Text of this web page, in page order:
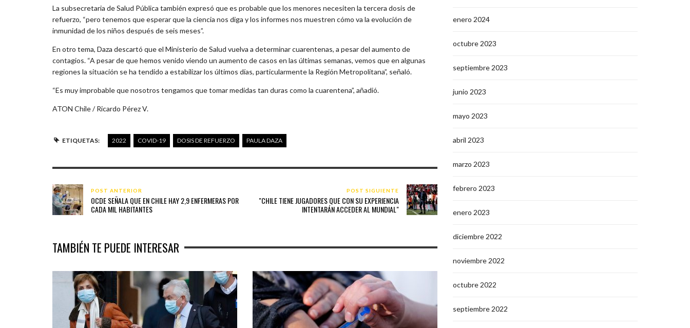
La subsecretaria de Salud Pública también expresó que es probable que los menores necesiten la tercera dosis de
refuerzo, “pero tenemos que esperar que la ciencia nos diga y los informes nos muestren cómo va la evolución de
inmunidad de los niños después de seis meses”.
En otro tema, Daza descartó que el Ministerio de Salud vuelva a determinar cuarentenas, a pesar del aumento de
contagios. “A pesar de que hemos venido viendo un aumento de casos en las últimas semanas, vemos que en algunas
regiones la situación se ha tendido a estabilizar los últimos días, particularmente la Región Metropolitana”, señaló.
“Es muy improbable que nosotros tengamos que tomar medidas tan duras como la cuarentena”, añadió.
ATON Chile / Ricardo Pérez V.
ETIQUETAS: 2022 COVID-19 DOSIS DE REFUERZO PAULA DAZA
POST ANTERIOR
OCDE SEÑALA QUE EN CHILE HAY 2,9 ENFERMERAS POR
CADA MIL HABITANTES
POST SIGUIENTE
"CHILE TIENE JUGADORES QUE CON SU EXPERIENCIA
INTENTARÁN ACCEDER AL MUNDIAL"
TAMBIÉN TE PUEDE INTERESAR
enero 2024
octubre 2023
septiembre 2023
junio 2023
mayo 2023
abril 2023
marzo 2023
febrero 2023
enero 2023
diciembre 2022
noviembre 2022
octubre 2022
septiembre 2022